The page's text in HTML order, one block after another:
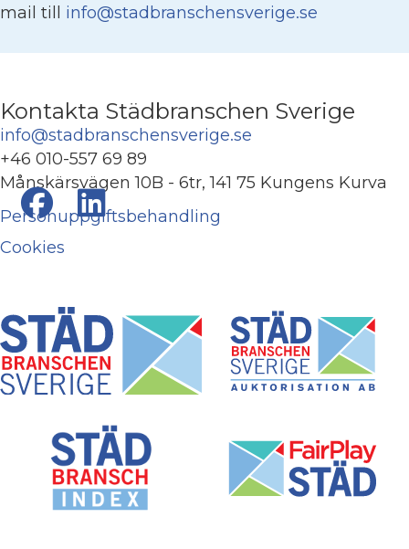
mail till info@stadbranschensverige.se
Kontakta Städbranschen Sverige
info@stadbranschensverige.se
+46 010-557 69 89
Månskärsvägen 10B - 6tr, 141 75 Kungens Kurva
Personuppgiftsbehandling
Cookies